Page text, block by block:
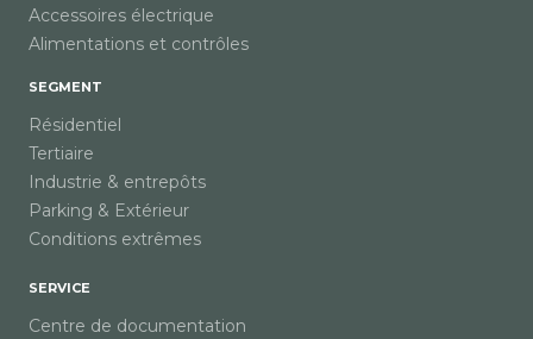
Accessoires électrique
Alimentations et contrôles
SEGMENT
Résidentiel
Tertiaire
Industrie & entrepôts
Parking & Extérieur
Conditions extrêmes
SERVICE
Centre de documentation